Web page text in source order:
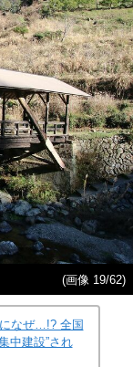
(画像 19/62)
なぜ…!? 全国
中建設”され